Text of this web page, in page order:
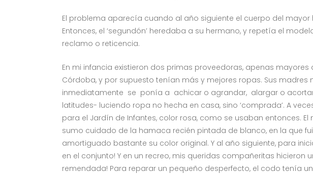
El problema aparecía cuando al año siguiente el cuerpo del
Entonces, el ‘segundón’ heredaba a su hermano, y repetía el
reclamo o reticencia.
En mi infancia existieron dos primas proveedoras, apenas
Córdoba, y por supuesto tenían más y mejores ropas. Sus
inmediatamente se ponía a achicar o agrandar, alargar o
latitudes- luciendo ropa no hecha en casa, sino ‘comprada’. A
para el Jardín de Infantes, color rosa, como se usaban entonces.
sumo cuidado de la hamaca recién pintada de blanco, en la que
amortiguado bastante su color original. Y al año siguiente, para
en el conjunto! Y en un recreo, mis queridas compañeritas
remendada! Para reparar un pequeño desperfecto, el codo tenía